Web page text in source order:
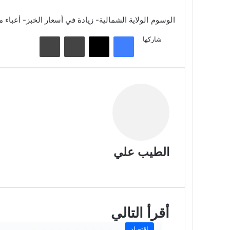
الوسوم الولاية الشمالية- زيادة في أسعار الخبز- أعباء
شاركها فيسبوك تويتر مشاركة عبر البريد طباعة
الطيب علي
أقرأ التالي